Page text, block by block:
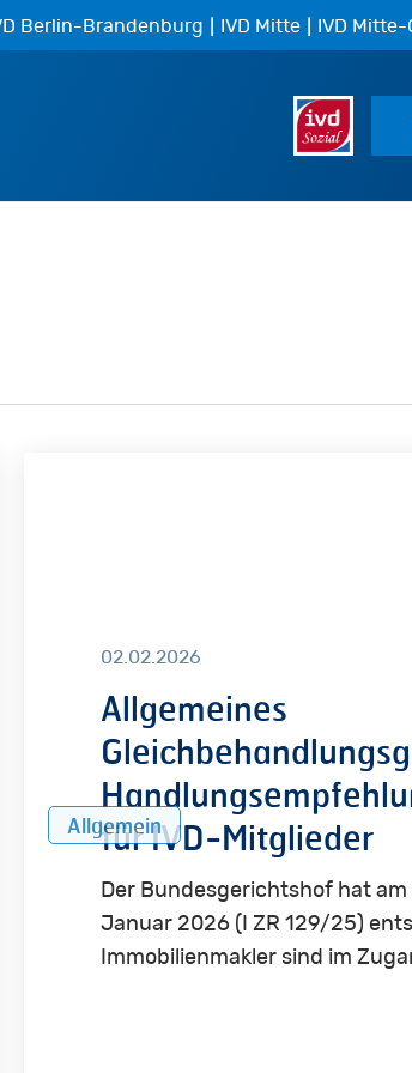
Berlin-Brandenburg | IVD Mitte | IVD Mitte-
Allgemein
02.02.2026
Allgemeines
für IVD-Mitglieder
Der Bundesgerichtshof hat am
Januar 2026 (I ZR 129/25)
Immobilienmakler sind im